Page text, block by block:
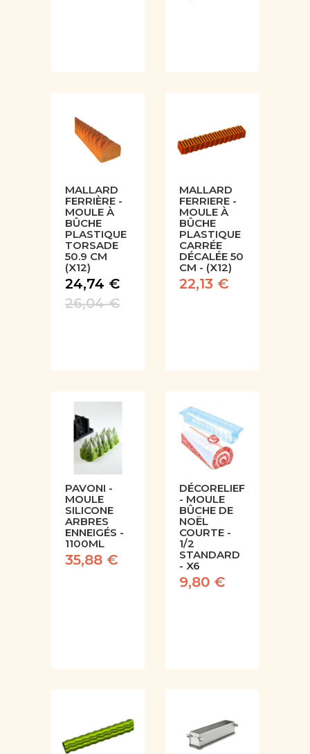
MALLARD
FERRIÈRE -
MOULE À
BÛCHE
PLASTIQUE
TORSADE
50.9 CM
(X12)
24,74 €
26,04 €
MALLARD
FERRIERE -
MOULE À
BÛCHE
PLASTIQUE
CARRÉE
DÉCALÉE 50
CM - (X12)
22,13 €
PAVONI -
MOULE
SILICONE
ARBRES
ENNEIGÉS -
1100ML
35,88 €
DÉCORELIEF
- MOULE
BÛCHE DE
NOËL
COURTE -
1/2
STANDARD
- X6
9,80 €